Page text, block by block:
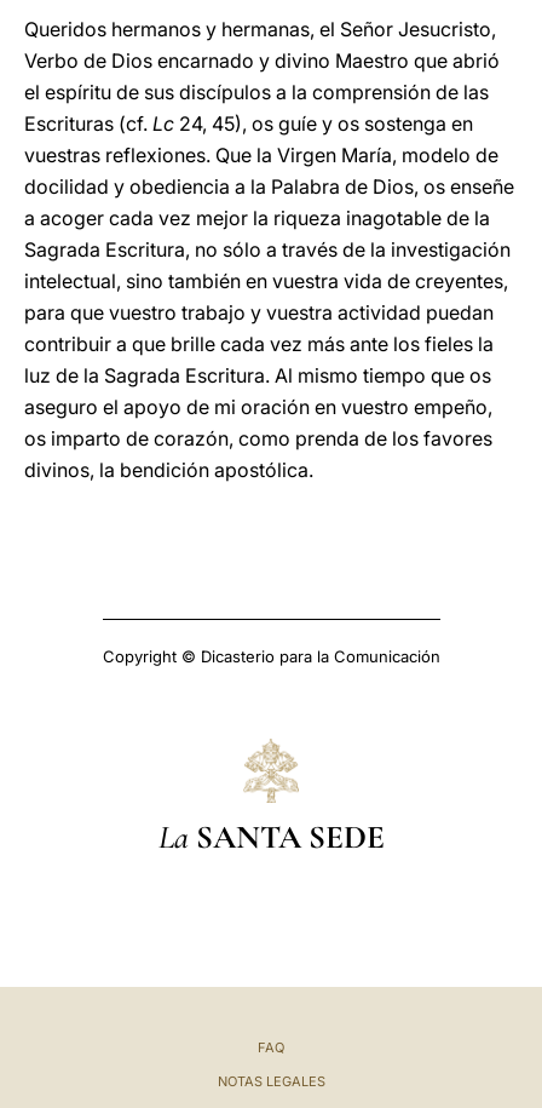
Queridos hermanos y hermanas, el Señor Jesucristo,
Verbo de Dios encarnado y divino Maestro que abrió
el espíritu de sus discípulos a la comprensión de las
Escrituras (cf. Lc 24, 45), os guíe y os sostenga en
vuestras reflexiones. Que la Virgen María, modelo de
docilidad y obediencia a la Palabra de Dios, os enseñe
a acoger cada vez mejor la riqueza inagotable de la
Sagrada Escritura, no sólo a través de la investigación
intelectual, sino también en vuestra vida de creyentes,
para que vuestro trabajo y vuestra actividad puedan
contribuir a que brille cada vez más ante los fieles la
luz de la Sagrada Escritura. Al mismo tiempo que os
aseguro el apoyo de mi oración en vuestro empeño,
os imparto de corazón, como prenda de los favores
divinos, la bendición apostólica.
Copyright © Dicasterio para la Comunicación
La SANTA SEDE
FAQ
NOTAS LEGALES